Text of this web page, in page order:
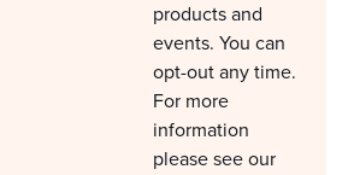
products and
events. You can
opt-out any time.
For more
information
please see our